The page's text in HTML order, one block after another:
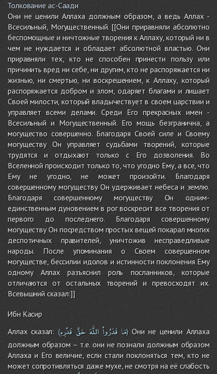
Толкование ас-Саади
Они не ценили Аллаха должным образом, а ведь Аллах -
Всесильный, Могущественный. [[Они приравняли абсолютно
беспомощные и ничтожные творения к Аллаху, который ни в
чем не нуждается и обладает абсолютной властью. Они
приравняли тех, кто не способен принести пользу или
причинить вред ни себе, ни другим, кто не распоряжается ни
жизнью, ни смертью, ни воскрешением, к Аллаху, который
распоряжается добром и злом, одаряет благами и лишает
Своей милости, который владычествует в своем царствии и
управляет всеми делами. Среди Его прекрасных имен -
Всесильный и Могущественный. Его мощь безгранична, а
могущество совершенно. Благодаря Своей силе и Своему
могуществу Он управляет судьбами творений, которые
трудятся и отдыхают только с Его дозволения. Во
Вселенной происходит только то, что угодно Ему, а все, что
Ему не угодно, не может произойти. Благодаря
совершенному могуществу Он удерживает небеса и землю.
Благодаря совершенному могуществу Он одним-
единственным дуновением в рог воскресит все творения от
первого до последнего. Благодаря совершенному
могуществу Он посредством простых вещей покарал многих
деспотичных правителей, уничтожив несправедливые
народы. После упоминания о Своем совершенном
могуществе, бессилии идолов и истинности поклонения Ему
одному Аллах разъяснил роль посланников, которые
отличаются от остальных творений и превосходят их.
Всевышний сказал:]]
Ибн Касир
Аллах сказал: ( مَا قَدَرُواْ اللَّهَ حَقَّ قَدْرِهِ )Они не ценили Аллаха
должным образом – т.е. они не познали должным образом
Аллаха и Его величие, если стали поклоняться тем, кто не
может сопротивляться даже мухе, не смотря на её слабость